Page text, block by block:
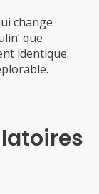
change
que
identique.